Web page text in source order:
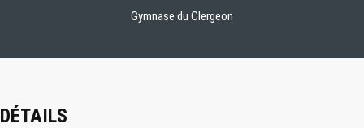
Gymnase du Clergeon
DÉTAILS